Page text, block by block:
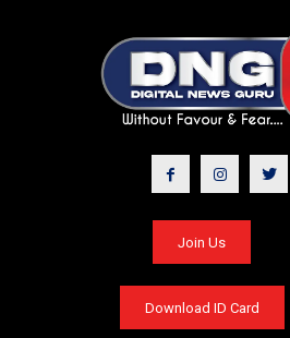
Join Us
Download ID Card